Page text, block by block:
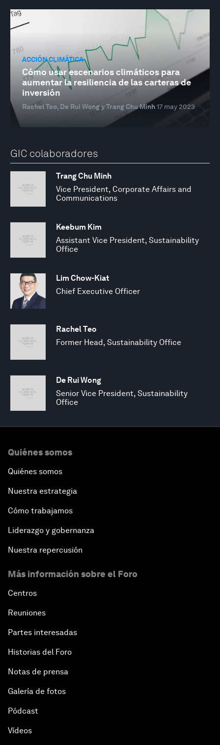
ACCIÓN CLIMÁTICA
Cómo usar escenarios climáticos para
aumentar la resiliencia de las carteras de
inversión
Rachel Teo, De Rui Wong y Trang Chu Minh17 may 2023
GIC colaboradores
Trang Chu Minh
Vice President, Corporate Affairs and
Communications
Keebum Kim
Assistant Vice President, Sustainability
Office
Lim Chow-Kiat
Chief Executive Officer
Rachel Teo
Former Head, Sustainability Office
De Rui Wong
Senior Vice President, Sustainability
Office
Quiénes somos
Quiénes somos
Nuestra estrategia
Cómo trabajamos
Liderazgo y gobernanza
Nuestra repercusión
Más información sobre el Foro
Centros
Reuniones
Partes interesadas
Historias del Foro
Notas de prensa
Galería de fotos
Pódcast
Vídeos